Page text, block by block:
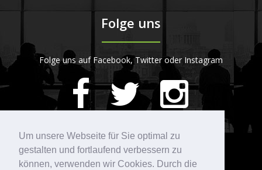
Um unsere Webseite für Sie optimal zu
gestalten und fortlaufend verbessern zu
können, verwenden wir Cookies. Durch die
Folge uns
Folge uns auf Facebook, Twitter oder Instagram
STARTPLATZ
420Bewertungen auf ProvenExpert.com
Kontakt